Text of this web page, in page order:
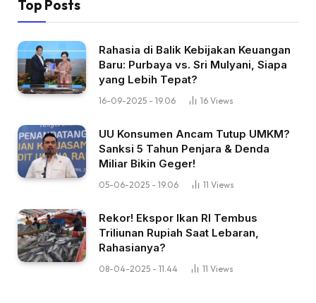
Top Posts
Rahasia di Balik Kebijakan Keuangan
Baru: Purbaya vs. Sri Mulyani, Siapa
yang Lebih Tepat?
16-09-2025 - 19.06 16 Views
UU Konsumen Ancam Tutup UMKM?
Sanksi 5 Tahun Penjara & Denda
Miliar Bikin Geger!
05-06-2025 - 19.06 11 Views
Rekor! Ekspor Ikan RI Tembus
Triliunan Rupiah Saat Lebaran,
Rahasianya?
08-04-2025 - 11.44 11 Views